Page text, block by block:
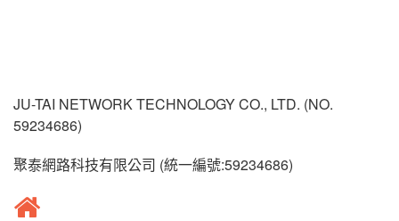
JU-TAI NETWORK TECHNOLOGY CO., LTD. (NO.
59234686)
聚泰網路科技有限公司 (統一編號:59234686)